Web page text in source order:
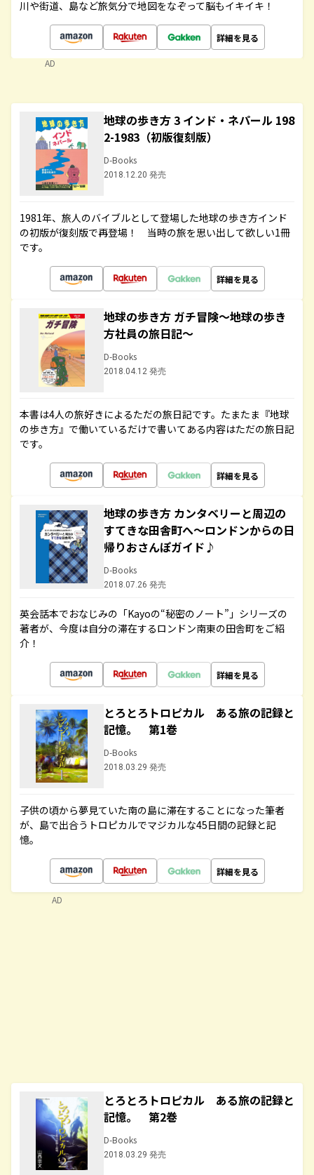
川や街道、島など旅気分で地図をなぞって脳もイキイキ！
詳細を見る
AD
地球の歩き方 3 インド・ネパール 198
2-1983（初版復刻版）
D-Books
2018.12.20 発売
1981年、旅人のバイブルとして登場した地球の歩き方インド
の初版が復刻版で再登場！ 当時の旅を思い出して欲しい1冊
です。
詳細を見る
地球の歩き方 ガチ冒険～地球の歩き
方社員の旅日記～
D-Books
2018.04.12 発売
本書は4人の旅好きによるただの旅日記です。たまたま『地球
の歩き方』で働いているだけで書いてある内容はただの旅日記
です。
詳細を見る
地球の歩き方 カンタベリーと周辺の
すてきな田舎町へ～ロンドンからの日
帰りおさんぽガイド♪
D-Books
2018.07.26 発売
英会話本でおなじみの「Kayoの“秘密のノート”」シリーズの
著者が、今度は自分の滞在するロンドン南東の田舎町をご紹
介！
詳細を見る
とろとろトロピカル ある旅の記録と
記憶。 第1巻
D-Books
2018.03.29 発売
子供の頃から夢見ていた南の島に滞在することになった筆者
が、島で出合うトロピカルでマジカルな45日間の記録と記
憶。
詳細を見る
とろとろトロピカル ある旅の記録と
記憶。 第2巻
D-Books
2018.03.29 発売
AD